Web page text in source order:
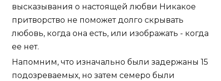
высказывания о настоящей любви Никакое
притворство не поможет долго скрывать
любовь, когда она есть, или изображать - когда
ее нет.
Напомним, что изначально были задержаны 15
подозреваемых, но затем семеро были